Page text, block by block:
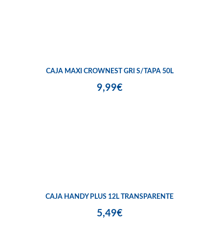
CAJA MAXI CROWNEST GRI S/TAPA 50L
9,99€
CAJA HANDY PLUS 12L TRANSPARENTE
5,49€